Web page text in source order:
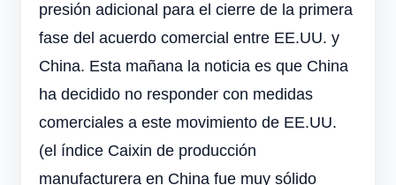
presión adicional para el cierre de la primera
fase del acuerdo comercial entre EE.UU. y
China. Esta mañana la noticia es que China
ha decidido no responder con medidas
comerciales a este movimiento de EE.UU.
(el índice Caixin de producción
manufacturera en China fue muy sólido